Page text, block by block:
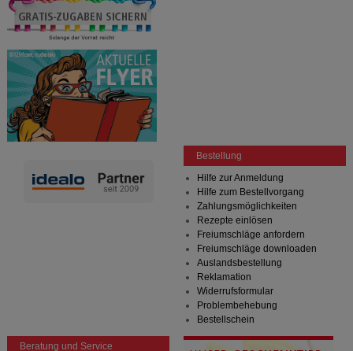
Bestellung
Hilfe zur Anmeldung
Hilfe zum Bestellvorgang
Zahlungsmöglichkeiten
Rezepte einlösen
Freiumschläge anfordern
Freiumschläge downloaden
Auslandsbestellung
Reklamation
Widerrufsformular
Problembehebung
Bestellschein
Beratung und Service